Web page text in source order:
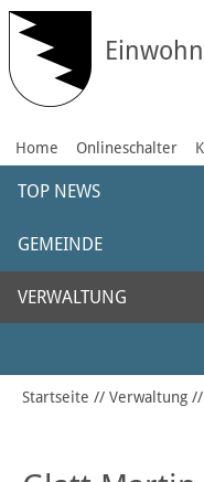
Home Onlineschalter
TOP NEWS
GEMEINDE
VERWALTUNG
Startseite Verwaltung